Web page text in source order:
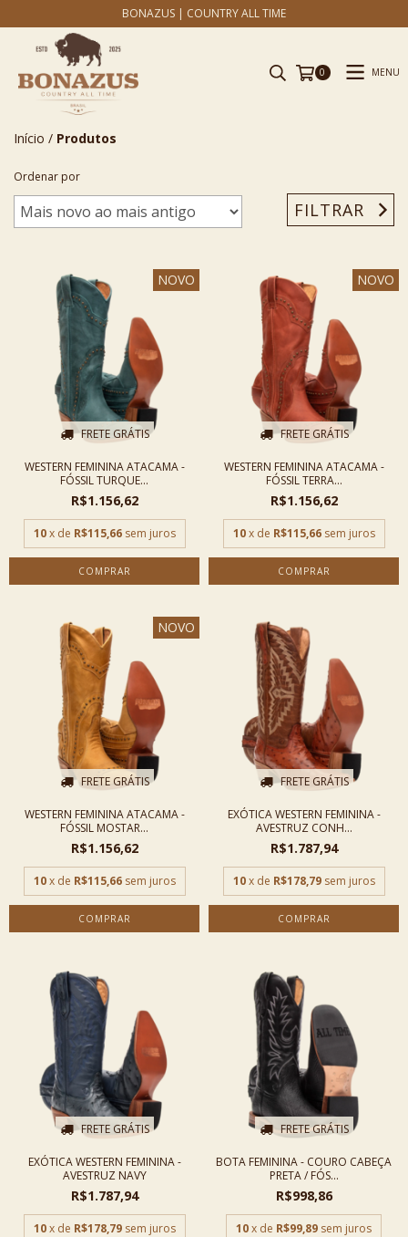
BONAZUS | COUNTRY ALL TIME
0 MENU
Início / Produtos
Ordenar por
FILTRAR
FRETE GRÁTIS
NOVO
WESTERN FEMININA ATACAMA -
FÓSSIL TURQUE...
R$1.156,62
10 x de R$115,66 sem juros
COMPRAR
FRETE GRÁTIS
NOVO
WESTERN FEMININA ATACAMA -
FÓSSIL TERRA...
R$1.156,62
10 x de R$115,66 sem juros
COMPRAR
FRETE GRÁTIS
NOVO
WESTERN FEMININA ATACAMA -
FÓSSIL MOSTAR...
R$1.156,62
10 x de R$115,66 sem juros
COMPRAR
FRETE GRÁTIS
EXÓTICA WESTERN FEMININA -
AVESTRUZ CONH...
R$1.787,94
10 x de R$178,79 sem juros
COMPRAR
FRETE GRÁTIS
EXÓTICA WESTERN FEMININA -
AVESTRUZ NAVY
R$1.787,94
10 x de R$178,79 sem juros
FRETE GRÁTIS
BOTA FEMININA - COURO CABEÇA
PRETA / FÓS...
R$998,86
10x de R$99,89 sem juros